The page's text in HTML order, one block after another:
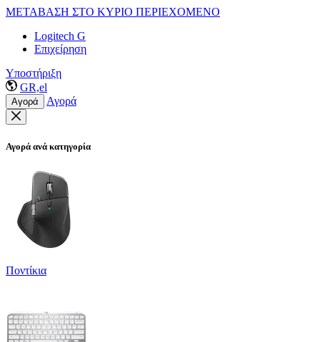
ΜΕΤΑΒΑΣΗ ΣΤΟ ΚΥΡΙΟ ΠΕΡΙΕΧΟΜΕΝΟ
Logitech G
Επιχείρηση
Υποστήριξη
GR,el
Αγορά Αγορά
Αγορά ανά κατηγορία
Ποντίκια